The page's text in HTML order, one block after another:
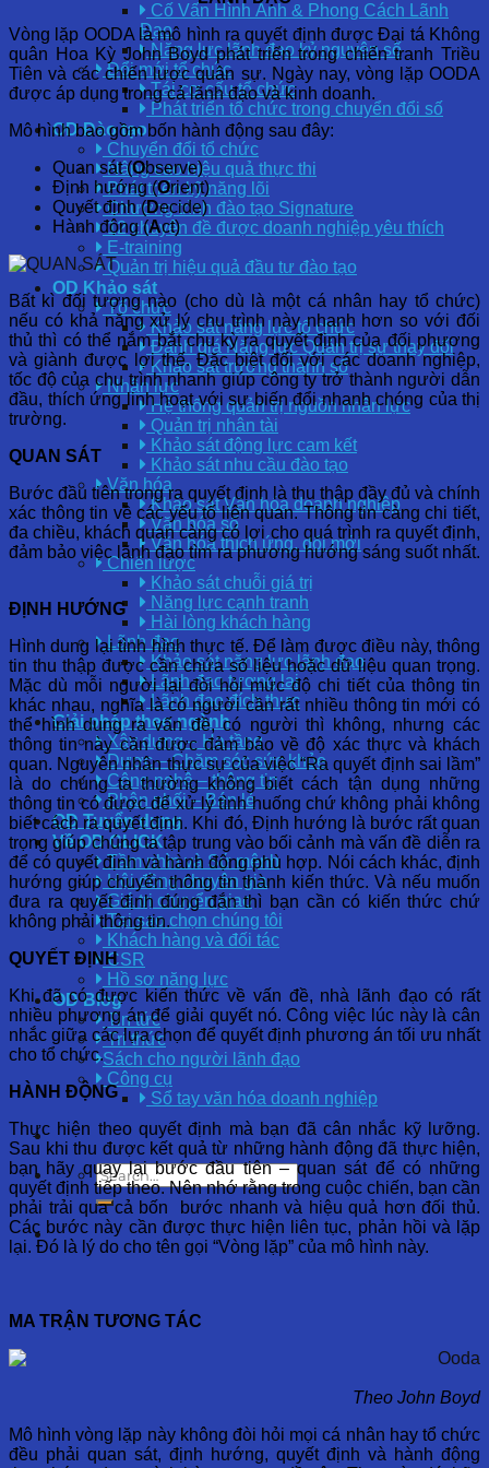
Cố Vấn Hình Ảnh & Phong Cách Lãnh
Đạo
Năng lực lãnh đạo kỷ nguyên số
Đổi mới tổ chức
Tái cơ cấu tổ chức
Phát triển tổ chức trong chuyển đổi số
OD Đào tạo
Chuyển đổi tổ chức
Nâng cao hiệu quả thực thi
Phát triển kỹ năng lõi
Chương trình đào tạo Signature
12 chuyên đề được doanh nghiệp yêu thích
E-training
Quản trị hiệu quả đầu tư đào tạo
OD Khảo sát
Tổ chức
Khảo sát năng lực tổ chức
Đánh giá Năng lực Quản trị sự thay đổi
Khảo sát trưởng thành số
Nhân lực
Hệ thống quản trị nguồn nhân lực
Quản trị nhân tài
Khảo sát động lực cam kết
Khảo sát nhu cầu đào tạo
Văn hóa
Khảo sát Văn hóa doanh nghiệp
Văn hóa số
Văn hóa thích ứng, đổi mới
Chiến lược
Khảo sát chuỗi giá trị
Năng lực cạnh tranh
Hài lòng khách hàng
Lãnh đạo
Khảo sát năng lực lãnh đạo
Lãnh đạo tương lai
Lãnh đạo đích thực
Giải pháp theo ngành
Xây dựng – Hạ tầng
Dược – Chăm sóc sức khỏe
Công nghệ – thông tin
Phân phối – Bán lẻ
OD Tuyển dụng
Về OD CLICK
Tầm nhìn và Sứ mệnh
Hội đồng chuyên gia
Giá trị chuyển giao
Tại sao chọn chúng tôi
Khách hàng và đối tác
CSR
Hồ sơ năng lực
OD Blog
Tin tức
Tri thức
Sách cho người lãnh đạo
Công cụ
Sổ tay văn hóa doanh nghiệp
Vòng lặp OODA là mô hình ra quyết định được Đại tá Không
quân Hoa Kỳ John Boyd phát triển trong chiến tranh Triều
Tiên và các chiến lược quân sự. Ngày nay, vòng lặp OODA
được áp dụng trong cả lãnh đạo và kinh doanh.
Mô hình bao gồm bốn hành động sau đây:
Quan sát (Observe)
Định hướng (Orient)
Quyết định (Decide)
Hành động (Act)
Bất kì đối tượng nào (cho dù là một cá nhân hay tổ chức)
nếu có khả năng xử lý chu trình này nhanh hơn so với đối
thủ thì có thể nắm bắt chu kỳ ra quyết định của đối phương
và giành được lợi thế. Đặc biệt đối với các doanh nghiệp,
tốc độ của chu trình nhanh giúp công ty trở thành người dẫn
đầu, thích ứng linh hoạt với sự biến đổi nhanh chóng của thị
trường.
QUAN SÁT
Bước đầu tiên trong ra quyết định là thu thập đầy đủ và chính
xác thông tin về các yếu tố liên quan. Thông tin càng chi tiết,
đa chiều, khách quan càng có lợi cho quá trình ra quyết định,
đảm bảo việc lãnh đạo tìm ra phương hướng sáng suốt nhất.
ĐỊNH HƯỚNG
Hình dung lại tình hình thực tế. Để làm được điều này, thông
tin thu thập được cần chứa số liệu hoặc dữ liệu quan trọng.
Mặc dù mỗi người lại đòi hỏi mức độ chi tiết của thông tin
khác nhau, nghĩa là có người cần rất nhiều thông tin mới có
thể hình dung ra vấn đề, có người thì không, nhưng các
thông tin này cần được đảm bảo về độ xác thực và khách
quan. Nguyên nhân thực sự của việc “Ra quyết định sai lầm”
là do chúng ta thường không biết cách tận dụng những
thông tin có được để xử lý tình huống chứ không phải không
biết cách ra quyết định. Khi đó, Định hướng là bước rất quan
trọng giúp chúng ta tập trung vào bối cảnh mà vấn đề diễn ra
để có quyết định và hành động phù hợp. Nói cách khác, định
hướng giúp chuyển thông tin thành kiến thức. Và nếu muốn
đưa ra quyết định đúng đắn thì bạn cần có kiến thức chứ
không phải thông tin.
QUYẾT ĐỊNH
Khi đã có được kiến thức về vấn đề, nhà lãnh đạo có rất
nhiều phương án để giải quyết nó. Công việc lúc này là cân
nhắc giữa các lựa chọn để quyết định phương án tối ưu nhất
cho tổ chức.
HÀNH ĐỘNG
Thực hiện theo quyết định mà bạn đã cân nhắc kỹ lưỡng.
Sau khi thu được kết quả từ những hành động đã thực hiện,
bạn hãy quay lại bước đầu tiên – quan sát để có những
quyết định tiếp theo. Nên nhớ rằng trong cuộc chiến, bạn cần
phải trải qua cả bốn bước nhanh và hiệu quả hơn đối thủ.
Các bước này cần được thực hiện liên tục, phản hồi và lặp
lại. Đó là lý do cho tên gọi “Vòng lặp” của mô hình này.
MA TRẬN TƯƠNG TÁC
Theo John Boyd
Mô hình vòng lặp này không đòi hỏi mọi cá nhân hay tổ chức
đều phải quan sát, định hướng, quyết định và hành động